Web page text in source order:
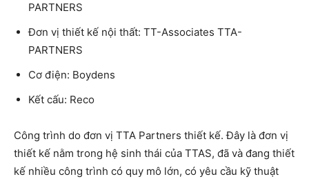
PARTNERS
Đơn vị thiết kế nội thất: TT-Associates TTA-
PARTNERS
Cơ điện: Boydens
Kết cấu: Reco
Công trình do đơn vị TTA Partners thiết kế. Đây là đơn vị
thiết kế nằm trong hệ sinh thái của TTAS, đã và đang thiết
kế nhiều công trình có quy mô lớn, có yêu cầu kỹ thuật